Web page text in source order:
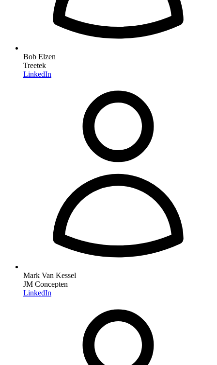
Bob Elzen
Treetek
LinkedIn
Mark Van Kessel
JM Concepten
LinkedIn